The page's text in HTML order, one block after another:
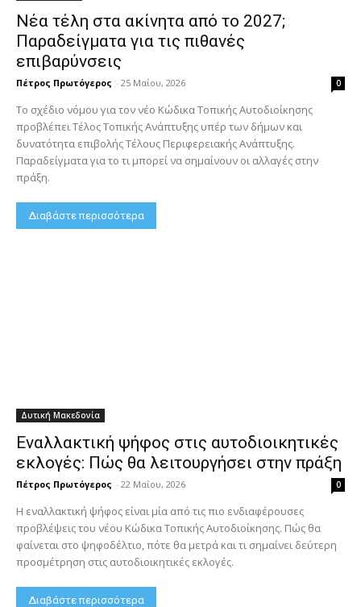
Νέα τέλη στα ακίνητα από το 2027;
Παραδείγματα για τις πιθανές
επιβαρύνσεις
Πέτρος Πρωτόγερος - 25 Μαΐου, 2026 0
Το σχέδιο νόμου για τον νέο Κώδικα Τοπικής Αυτοδιοίκησης
προβλέπει Τέλος Τοπικής Ανάπτυξης υπέρ των δήμων και
δυνατότητα επιβολής Τέλους Περιφερειακής Ανάπτυξης.
Παραδείγματα για το τι μπορεί να σημαίνουν οι αλλαγές στην
πράξη.
Διαβάστε περισσότερα
Δυτική Μακεδονία
Εναλλακτική ψήφος στις αυτοδιοικητικές
εκλογές: Πώς θα λειτουργήσει στην πράξη
Πέτρος Πρωτόγερος - 22 Μαΐου, 2026 0
Η εναλλακτική ψήφος είναι μία από τις πιο ενδιαφέρουσες
προβλέψεις του νέου Κώδικα Τοπικής Αυτοδιοίκησης. Πώς θα
φαίνεται στο ψηφοδέλτιο, πότε θα μετρά και τι σημαίνει δεύτερη
προσμέτρηση στις αυτοδιοικητικές εκλογές.
Διαβάστε περισσότερα